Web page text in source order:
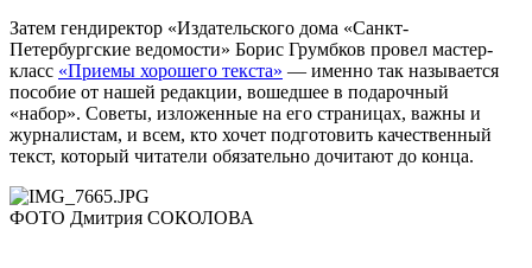
Затем гендиректор «Издательского дома «Санкт-
Петербургские ведомости» Борис Грумбков провел мастер-
класс «Приемы хорошего текста» — именно так называется
пособие от нашей редакции, вошедшее в подарочный
«набор». Советы, изложенные на его страницах, важны и
журналистам, и всем, кто хочет подготовить качественный
текст, который читатели обязательно дочитают до конца.
ФОТО Дмитрия СОКОЛОВА